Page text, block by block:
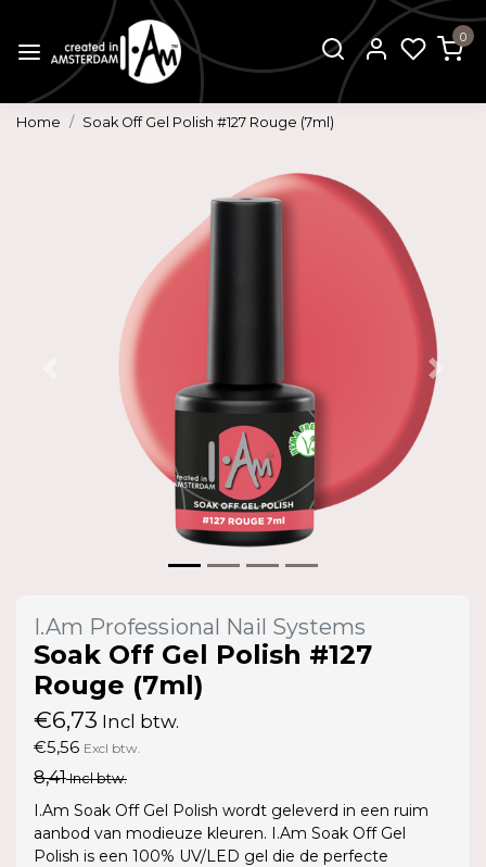
0
Home Soak Off Gel Polish #127 Rouge (7ml)
I.Am Professional Nail Systems
Soak Off Gel Polish #127
Rouge (7ml)
€6,73 Incl btw.
€5,56 Excl btw.
8,41Incl btw.
I.Am Soak Off Gel Polish wordt geleverd in een ruim
aanbod van modieuze kleuren. I.Am Soak Off Gel
Polish is een 100% UV/LED gel die de perfecte